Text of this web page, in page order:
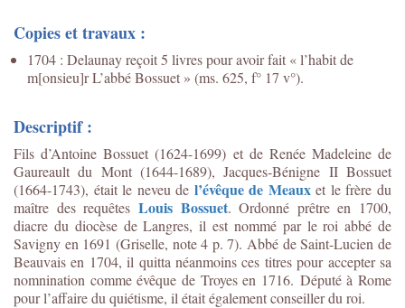
Copies et travaux :
1704 : Delaunay reçoit 5 livres pour avoir fait « l’habit de
m[onsieu]r L’abbé Bossuet » (ms. 625, f° 17 v°).
Descriptif :
Fils d’Antoine Bossuet (1624-1699) et de Renée Madeleine de
Gaureault du Mont (1644-1689), Jacques-Bénigne II Bossuet
(1664-1743), était le neveu de l’évêque de Meauxet le frère du
maître des requêtes Louis Bossuet. Ordonné prêtre en 1700,
diacre du diocèse de Langres, il est nommé par le roi abbé de
Savigny en 1691 (Griselle, note 4 p. 7). Abbé de Saint-Lucien de
Beauvais en 1704, il quitta néanmoins ces titres pour accepter sa
nomnination comme évêque de Troyes en 1716. Député à Rome
pour l’affaire du quiétisme, il était également conseiller du roi.